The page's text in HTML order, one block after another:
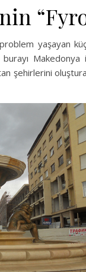
yaşayan
şehirlerini